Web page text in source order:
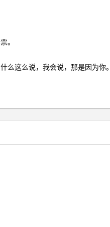
。
么这么说，我会说，那是因为你。